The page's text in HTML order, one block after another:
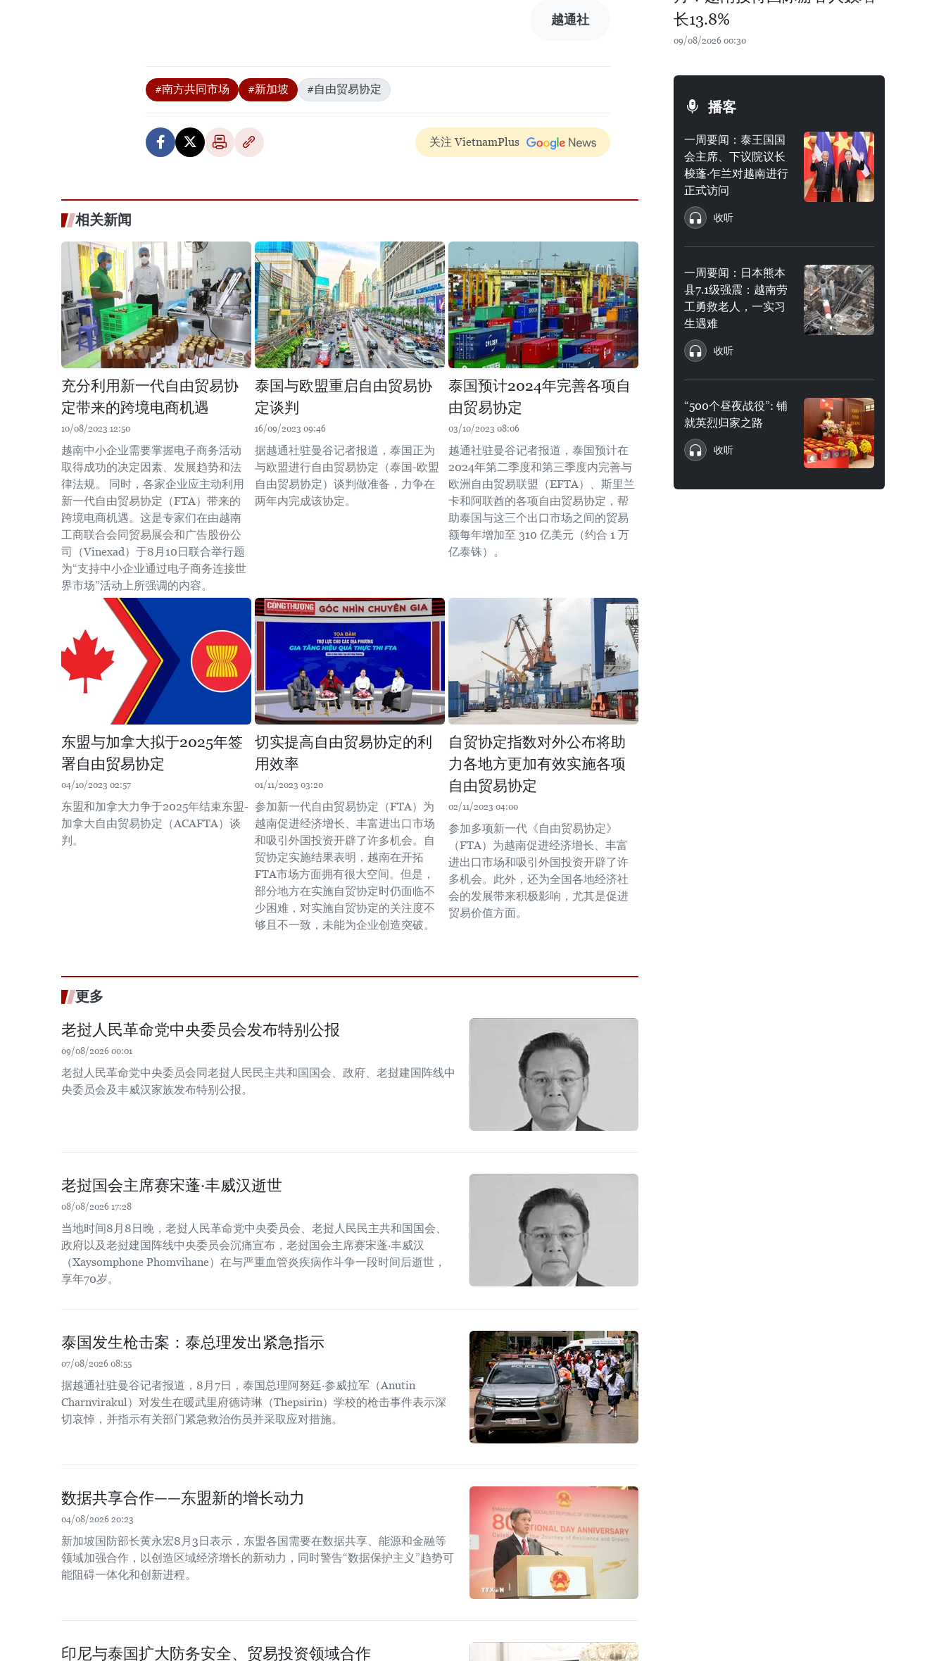
越通社
#南方共同市场 #新加坡 #自由贸易协定
关注 VietnamPlus
相关新闻
充分利用新一代自由贸易协
定带来的跨境电商机遇
10/08/2023 12:50
越南中小企业需要掌握电子商务活动
取得成功的决定因素、发展趋势和法
律法规。 同时，各家企业应主动利用
新一代自由贸易协定（FTA）带来的
跨境电商机遇。这是专家们在由越南
工商联合会同贸易展会和广告股份公
司（Vinexad）于8月10日联合举行题
为“支持中小企业通过电子商务连接世
界市场”活动上所强调的内容。
泰国与欧盟重启自由贸易协
定谈判
16/09/2023 09:46
据越通社驻曼谷记者报道，泰国正为
与欧盟进行自由贸易协定（泰国-欧盟
自由贸易协定）谈判做准备，力争在
两年内完成该协定。
泰国预计2024年完善各项自
由贸易协定
03/10/2023 08:06
越通社驻曼谷记者报道，泰国预计在
2024年第二季度和第三季度内完善与
欧洲自由贸易联盟（EFTA）、斯里兰
卡和阿联酋的各项自由贸易协定，帮
助泰国与这三个出口市场之间的贸易
额每年增加至 310 亿美元（约合 1 万
亿泰铢）。 ​
东盟与加拿大拟于2025年签
署自由贸易协定
04/10/2023 02:57
东盟和加拿大力争于2025年结束东盟-
加拿大自由贸易协定（ACAFTA）谈
判。
切实提高自由贸易协定的利
用效率
01/11/2023 03:20
参加新一代自由贸易协定（FTA）为
越南促进经济增长、丰富进出口市场
和吸引外国投资开辟了许多机会。自
贸协定实施结果表明，越南在开拓
FTA市场方面拥有很大空间。但是，
部分地方在实施自贸协定时仍面临不
少困难，对实施自贸协定的关注度不
够且不一致，未能为企业创造突破。
自贸协定指数对外公布将助
力各地方更加有效实施各项
自由贸易协定
02/11/2023 04:00
参加多项新一代《自由贸易协定》
（FTA）为越南促进经济增长、丰富
进出口市场和吸引外国投资开辟了许
多机会。此外，还为全国各地经济社
会的发展带来积极影响，尤其是促进
贸易价值方面。
更多
老挝人民革命党中央委员会发布特别公报
09/08/2026 00:01
老挝人民革命党中央委员会同老挝人民民主共和国国会、政府、老挝建国阵线中
央委员会及丰威汉家族发布特别公报。
老挝国会主席赛宋蓬·丰威汉逝世
08/08/2026 17:28
当地时间8月8日晚，老挝人民革命党中央委员会、老挝人民民主共和国国会、
政府以及老挝建国阵线中央委员会沉痛宣布，老挝国会主席赛宋蓬·丰威汉
（Xaysomphone Phomvihane）在与严重血管炎疾病作斗争一段时间后逝世，
享年70岁。
泰国发生枪击案：泰总理发出紧急指示
07/08/2026 08:55
据越通社驻曼谷记者报道，8月7日，泰国总理阿努廷·参威拉军（Anutin
Charnvirakul）对发生在暖武里府德诗琳（Thepsirin）学校的枪击事件表示深
切哀悼，并指示有关部门紧急救治伤员并采取应对措施。
数据共享合作——东盟新的增长动力
04/08/2026 20:23
新加坡国防部长黄永宏8月3日表示，东盟各国需要在数据共享、能源和金融等
领域加强合作，以创造区域经济增长的新动力，同时警告“数据保护主义”趋势可
能阻碍一体化和创新进程。
印尼与泰国扩大防务安全、贸易投资领域合作
长13.8%
09/08/2026 00:30
播客
一周要闻：泰王国国
会主席、下议院议长
梭蓬·乍兰对越南进行
正式访问
收听
一周要闻：日本熊本
县7.1级强震：越南劳
工勇救老人，一实习
生遇难
收听
“500个昼夜战役”: 铺
就英烈归家之路
收听